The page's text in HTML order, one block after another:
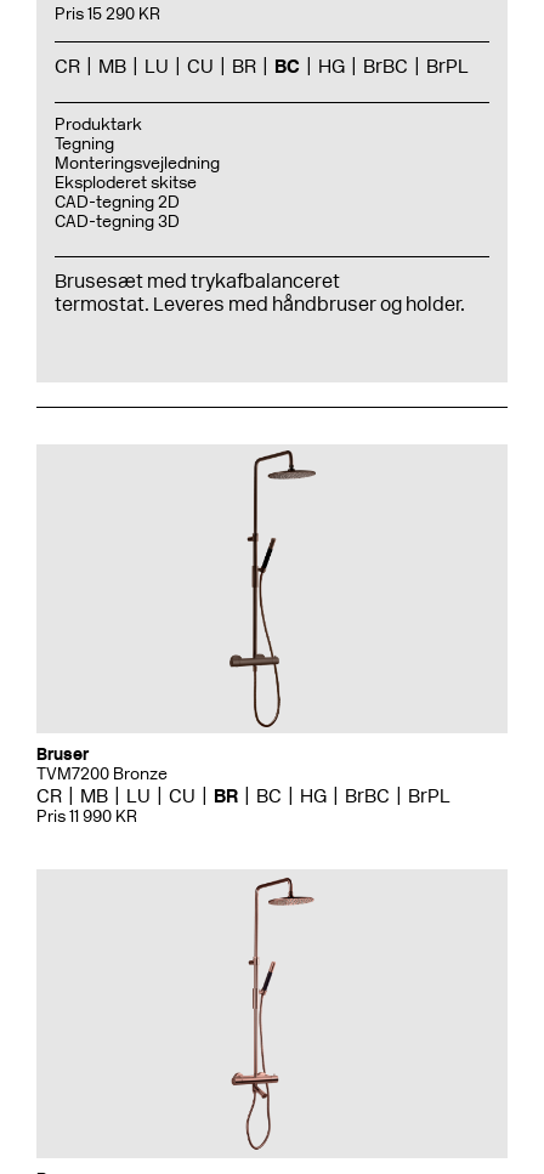
Pris 15 290 KR
CR MB LU CU BR BC HG BrBC BrPL
Produktark
Tegning
Monteringsvejledning
Eksploderet skitse
CAD-tegning 2D
CAD-tegning 3D
Brusesæt med trykafbalanceret
termostat. Leveres med håndbruser og holder.
Bruser
TVM7200 Bronze
CR MB LU CU BR BC HG BrBC BrPL
Pris 11 990 KR